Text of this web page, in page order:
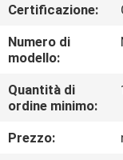
DI
QUALITÀ
Certificazione:
Numero di
modello:
Quantità di
ordine minimo:
Prezzo: